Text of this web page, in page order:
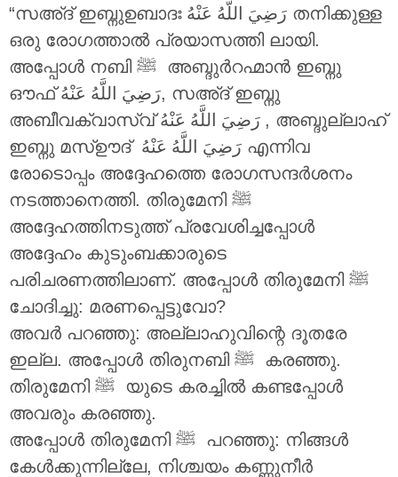
“സഅ്ദ് ഇബ്നുഉബാദഃ ‎ رَضِيَ اللَّهُ عَنْهُ തനിക്കുള്ള
ഒരു രോഗത്താൽ പ്രയാസത്തി ലായി.
അപ്പോൾ നബി ‎ﷺ അബ്ദുർറഹ്മാൻ ഇബ്നു
ഔഫ്رَضِيَ اللَّهُ عَنْهُ, സഅ്ദ് ഇബ്നു
അബീവക്വാസ്വ്
, അബ്ദുല്ലാഹ്
ഇബ്നു മസ്ഊദ് رَضِيَ اللَّهُ عَنْهُ എന്നിവ
രോടൊപ്പം അദ്ദേഹത്തെ രോഗസന്ദർശനം
നടത്താനെത്തി. തിരുമേനി ‎ﷺ
അദ്ദേഹത്തിനടുത്ത് പ്രവേശിച്ചപ്പോൾ
അദ്ദേഹം കുടുംബക്കാരുടെ
പരിചരണത്തിലാണ്. അപ്പോൾ തിരുമേനി ‎ﷺ
ചോദിച്ചു: മരണപ്പെട്ടുവോ?
അവർ പറഞ്ഞു: അല്ലാഹുവിന്റെ ദൂതരേ
ഇല്ല. അപ്പോൾ തിരുനബി ‎ﷺ കരഞ്ഞു.
തിരുമേനി ‎ﷺ യുടെ കരച്ചിൽ കണ്ടപ്പോൾ
അവരും കരഞ്ഞു.
അപ്പോൾ തിരുമേനി ‎ﷺ പറഞ്ഞു: നിങ്ങൾ
കേൾക്കുന്നില്ലേ, നിശ്ചയം കണ്ണുനീർ